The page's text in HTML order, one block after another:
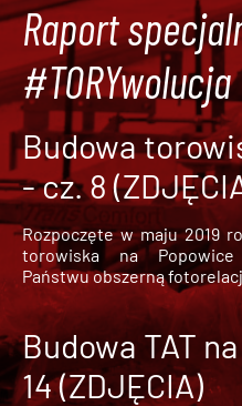
Raport
#TORYwolucja
Budowa
- cz. 8
Rozpoczęte w maju 2019
torowiska na Popowice
Państwu obszerną
Budowa TAT
14 (ZDJĘCIA)